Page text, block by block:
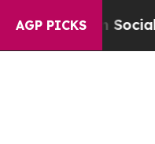
AGP PICKS
on Social Media